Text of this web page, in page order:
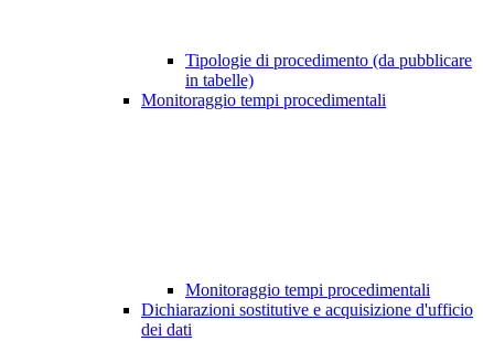
Tipologie di procedimento (da pubblicare
in tabelle)
Monitoraggio tempi procedimentali
Monitoraggio tempi procedimentali
Dichiarazioni sostitutive e acquisizione d'ufficio
dei dati